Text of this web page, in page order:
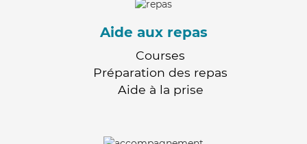
Aide aux repas
Courses
Préparation des repas
Aide à la prise